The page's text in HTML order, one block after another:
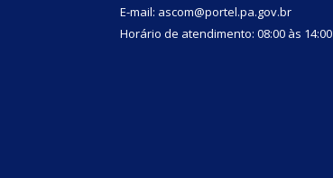
E-mail: ascom@portel.pa.gov.br
Horário de atendimento: 08:00 às 14:00